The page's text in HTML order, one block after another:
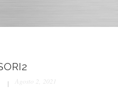
Agosto 2, 2021